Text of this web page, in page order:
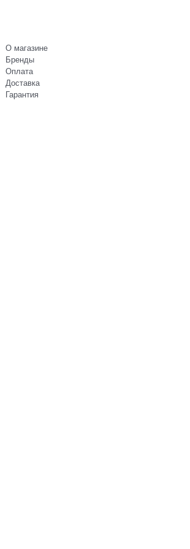
О магазине
Бренды
Оплата
Доставка
Гарантия